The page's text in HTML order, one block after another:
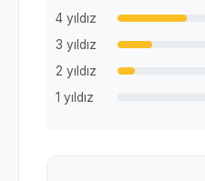
4 yıldız
3 yıldız
2 yıldız
1 yıldız